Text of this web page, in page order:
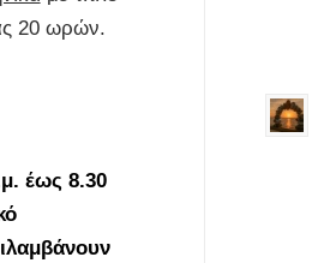
20 ωρών.
έως 8.30